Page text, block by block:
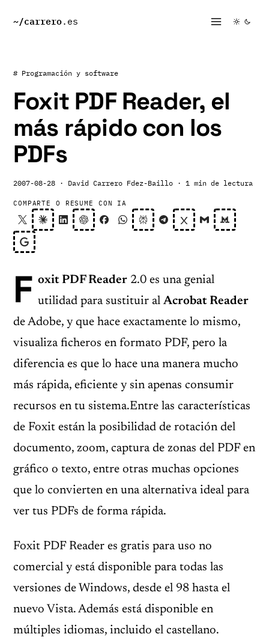
~/carrero.es
# Programación y software
Foxit PDF Reader, el
más rápido con los
PDFs
2007-08-28 · David Carrero Fdez-Baillo · 1 min de lectura
COMPARTE O RESUME CON IA
F oxit PDF Reader 2.0 es una genial
utilidad para sustituir al Acrobat Reader
de Adobe, y que hace exactamente lo mismo,
visualiza ficheros en formato PDF, pero la
diferencia es que lo hace una manera mucho
más rápida, eficiente y sin apenas consumir
recursos en tu sistema.Entre las características
de Foxit están la posibilidad de rotación del
documento, zoom, captura de zonas del PDF en
gráfico o texto, entre otras muchas opciones
que lo convierten en una alternativa ideal para
ver tus PDFs de forma rápida.
Foxit PDF Reader es gratis para uso no
comercial y está disponible para todas las
versiones de Windows, desde el 98 hasta el
nuevo Vista. Además está disponible en
múltiples idiomas, incluido el castellano.